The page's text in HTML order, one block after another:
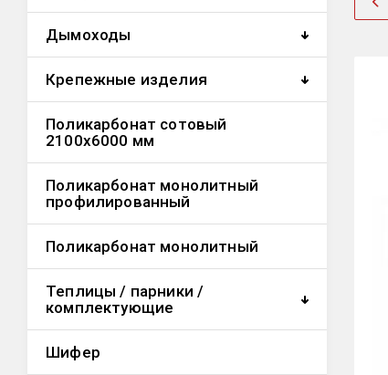
Дымоходы
Крепежные изделия
Поликарбонат сотовый
2100х6000 мм
Поликарбонат монолитный
профилированный
Поликарбонат монолитный
Теплицы / парники /
комплектующие
Шифер